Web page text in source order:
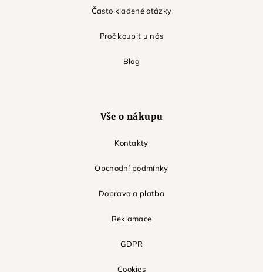
Často kladené otázky
Proč koupit u nás
Blog
Vše o nákupu
Kontakty
Obchodní podmínky
Doprava a platba
Reklamace
GDPR
Cookies